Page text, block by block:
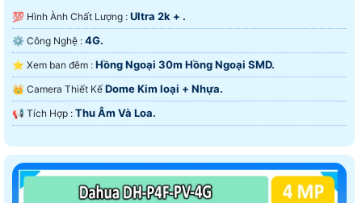
💯 Hình Ành Chất Lượng : Ultra 2k + .
⚙ Công Nghệ : 4G.
⭐ Xem ban đêm : Hồng Ngoại 30m Hồng Ngoại SMD.
👑 Camera Thiết Kế Dome Kim loại + Nhựa.
️📢 Tích Hợp : Thu Âm Và Loa.